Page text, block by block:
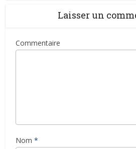
Laisser un
Commentaire
Nom *